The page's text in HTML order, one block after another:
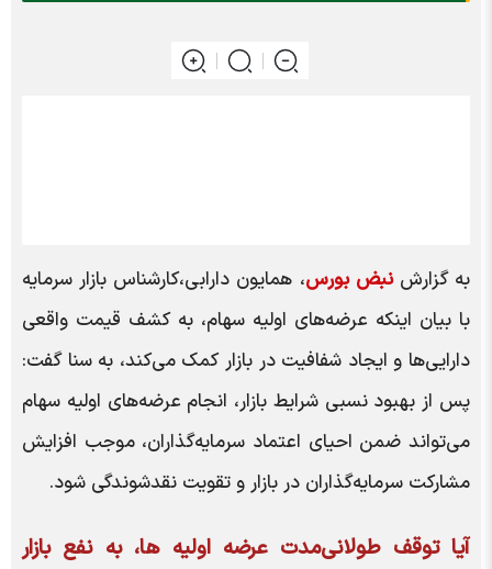
به گزارشنبض بورس، همایون دارابی،کارشناس بازار سرمایه
با بیان اینکه عرضه‌های اولیه سهام، به کشف قیمت واقعی
دارایی‌ها و ایجاد شفافیت در بازار کمک می‌کند، به سنا گفت:
پس از بهبود نسبی شرایط بازار، انجام عرضه‌های اولیه سهام
می‌تواند ضمن احیای اعتماد سرمایه‌گذاران، موجب افزایش
مشارکت سرمایه‌گذاران در بازار و تقویت نقدشوندگی شود.
آیا توقف طولانی‌مدت عرضه اولیه ها، به نفع بازار